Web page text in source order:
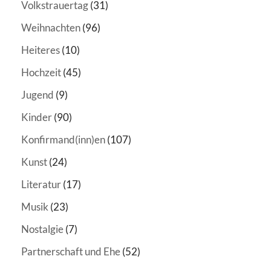
Volkstrauertag(31)
Weihnachten(96)
Heiteres(10)
Hochzeit(45)
Jugend (9)
Kinder(90)
Konfirmand(inn)en(107)
Kunst(24)
Literatur(17)
Musik(23)
Nostalgie(7)
Partnerschaft und Ehe(52)